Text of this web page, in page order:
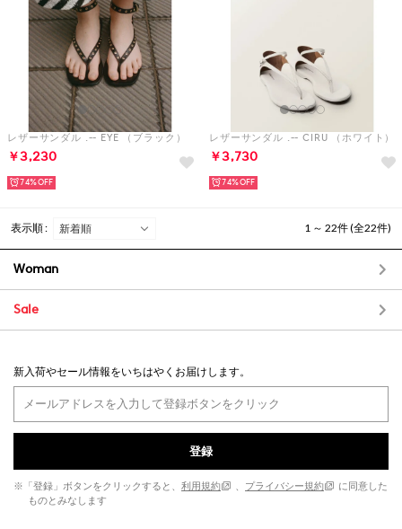
レザーサンダル .-- EYE （ブラック）
￥3,230
74%
レザーサンダル .-- CIRU （ホワイト）
￥3,730
74%
表示順 : 1 ～ 22件 (全22件)
Woman
Sale
新入荷やセール情報をいちはやくお届けします。
登録
※「登録」ボタンをクリックすると、 利用規約 、 プライバシー規約
に同意した
ものとみなします